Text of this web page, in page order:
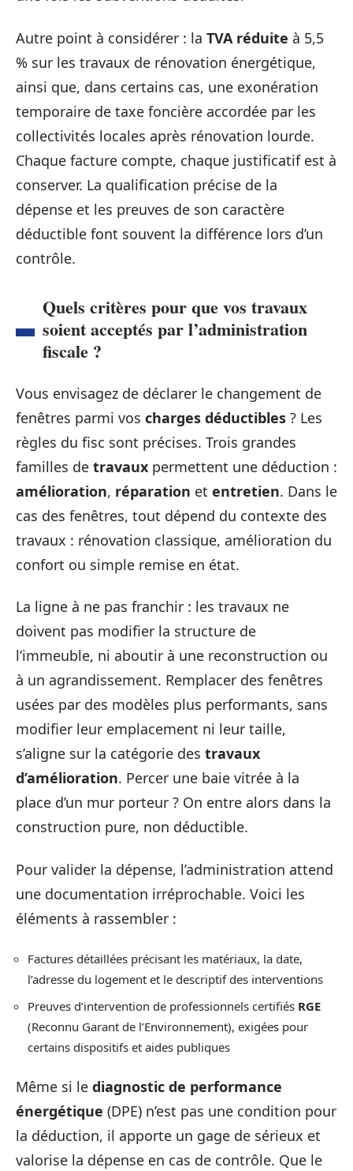
Autre point à considérer : la TVA réduite à 5,5
% sur les travaux de rénovation énergétique,
ainsi que, dans certains cas, une exonération
temporaire de taxe foncière accordée par les
collectivités locales après rénovation lourde.
Chaque facture compte, chaque justificatif est à
conserver. La qualification précise de la
dépense et les preuves de son caractère
déductible font souvent la différence lors d’un
contrôle.
Quels critères pour que vos travaux
soient acceptés par l’administration
fiscale ?
Vous envisagez de déclarer le changement de
fenêtres parmi vos charges déductibles ? Les
règles du fisc sont précises. Trois grandes
familles de travaux permettent une déduction :
amélioration, réparation et entretien. Dans le
cas des fenêtres, tout dépend du contexte des
travaux : rénovation classique, amélioration du
confort ou simple remise en état.
La ligne à ne pas franchir : les travaux ne
doivent pas modifier la structure de
l’immeuble, ni aboutir à une reconstruction ou
à un agrandissement. Remplacer des fenêtres
usées par des modèles plus performants, sans
modifier leur emplacement ni leur taille,
s’aligne sur la catégorie des travaux
d’amélioration. Percer une baie vitrée à la
place d’un mur porteur ? On entre alors dans la
construction pure, non déductible.
Pour valider la dépense, l’administration attend
une documentation irréprochable. Voici les
éléments à rassembler :
Factures détaillées précisant les matériaux, la date,
l’adresse du logement et le descriptif des interventions
Preuves d’intervention de professionnels certifiés RGE
(Reconnu Garant de l’Environnement), exigées pour
certains dispositifs et aides publiques
Même si le diagnostic de performance
énergétique (DPE) n’est pas une condition pour
la déduction, il apporte un gage de sérieux et
valorise la dépense en cas de contrôle. Que le